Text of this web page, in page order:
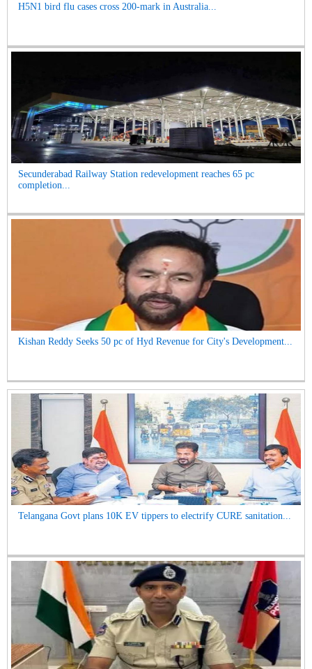
H5N1 bird flu cases cross 200-mark in Australia...
Secunderabad Railway Station redevelopment reaches 65 pc
completion...
Kishan Reddy Seeks 50 pc of Hyd Revenue for City's Development...
Telangana Govt plans 10K EV tippers to electrify CURE sanitation...